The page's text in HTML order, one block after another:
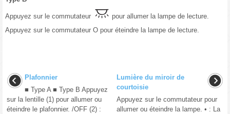
Appuyez sur le commutateur
pour allumer la lampe de lecture.
Appuyez sur le commutateur O pour éteindre la lampe de lecture.
Plafonnier
■ Type A ■ Type B Appuyez
sur la lentille (1) pour allumer ou
éteindre le plafonnier. /OFF (2) :
Lumière du miroir de
courtoisie
Appuyez sur le commutateur pour
allumer ou éteindre la lampe. • : La